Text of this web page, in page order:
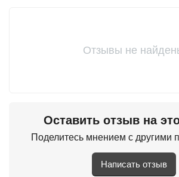
Отзывы не
Оставить отзыв на
Поделитесь мнением с другими
Написать отзыв